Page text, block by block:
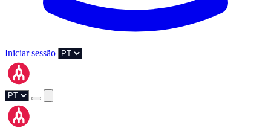
Iniciar sessão